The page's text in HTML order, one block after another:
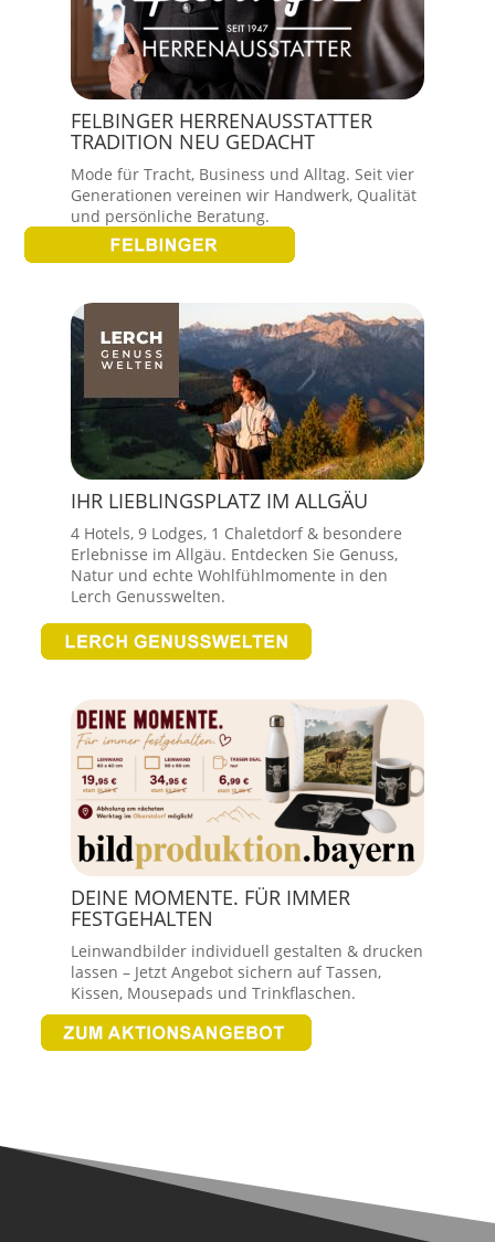
FELBINGER HERRENAUSSTATTER
TRADITION NEU GEDACHT
Mode für Tracht, Business und Alltag. Seit vier
Generationen vereinen wir Handwerk, Qualität
und persönliche Beratung.
IHR LIEBLINGSPLATZ IM ALLGÄU
4 Hotels, 9 Lodges, 1 Chaletdorf & besondere
Erlebnisse im Allgäu. Entdecken Sie Genuss,
Natur und echte Wohlfühlmomente in den
Lerch Genusswelten.
DEINE MOMENTE. FÜR IMMER
FESTGEHALTEN
Leinwandbilder individuell gestalten & drucken
lassen – Jetzt Angebot sichern auf Tassen,
Kissen, Mousepads und Trinkflaschen.